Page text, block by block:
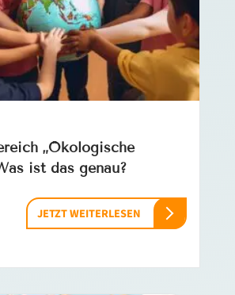
„Ökologische
ist das genau?
JETZT WEITERLESEN